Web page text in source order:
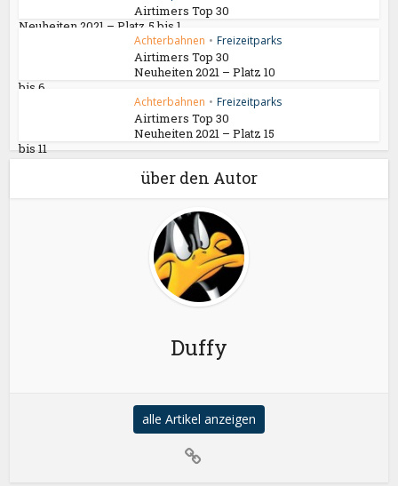
Airtimers Top 30
Neuheiten 2021 – Platz 5 bis 1
Achterbahnen • Freizeitparks
Airtimers Top 30
Neuheiten 2021 – Platz 10
bis 6
Achterbahnen • Freizeitparks
Airtimers Top 30
Neuheiten 2021 – Platz 15
bis 11
über den Autor
Duffy
alle Artikel anzeigen